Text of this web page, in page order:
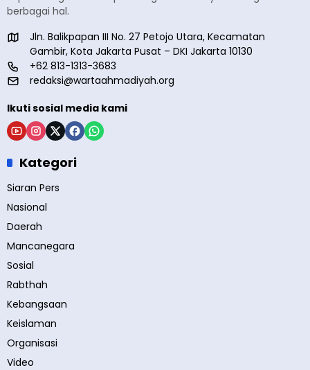
berbagai hal.
Jln. Balikpapan III No. 27 Petojo Utara, Kecamatan
Gambir, Kota Jakarta Pusat – DKI Jakarta 10130
+62 813-1313-3683
redaksi@wartaahmadiyah.org
Ikuti sosial media kami
Kategori
Siaran Pers
Nasional
Daerah
Mancanegara
Sosial
Rabthah
Kebangsaan
Keislaman
Organisasi
Video